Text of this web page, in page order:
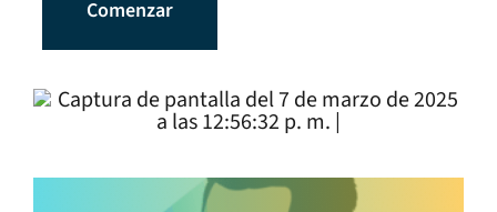
Comenzar